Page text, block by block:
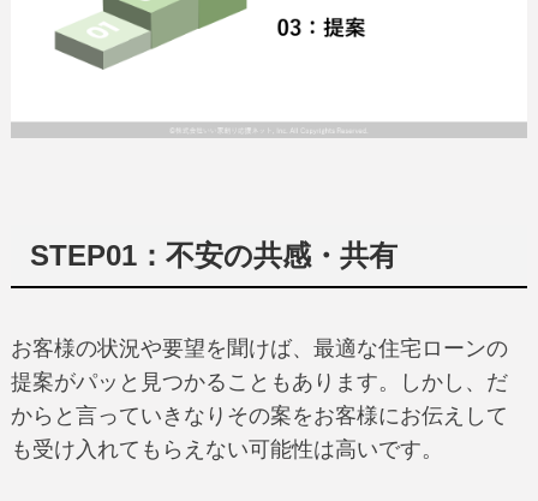
STEP01：不安の共感・共有
お客様の状況や要望を聞けば、最適な住宅ローンの
提案がパッと見つかることもあります。しかし、だ
からと言っていきなりその案をお客様にお伝えして
も受け入れてもらえない可能性は高いです。